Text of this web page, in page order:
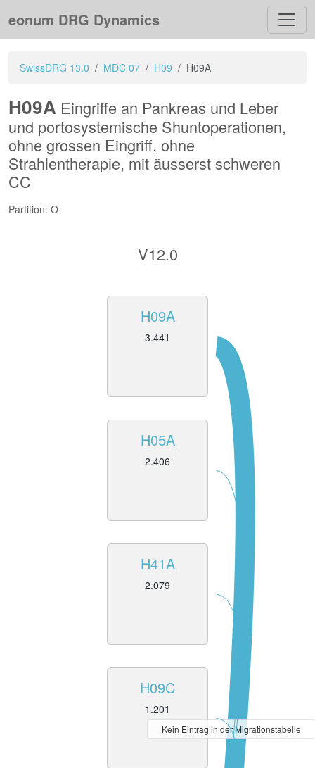
eonum DRG Dynamics
SwissDRG 13.0 MDC 07 H09 H09A
H09A Eingriffe an Pankreas und Leber
und portosystemische Shuntoperationen,
ohne grossen Eingriff, ohne
Strahlentherapie, mit äusserst schweren
CC
Partition: O
V12.0
H09A
3.441
H05A
2.406
H41A
2.079
H09C
1.201
Kein Eintrag in der Migrationstabelle